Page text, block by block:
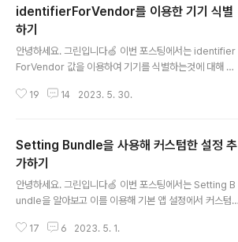
identifierForVendor를 이용한 기기 식별
하기
안녕하세요. 그린입니다🍏 이번 포스팅에서는 identifier
ForVendor 값을 이용하여 기기를 식별하는것에 대해 알
나 소셜 로그인 등의 기능이 없지만 기기마다 식별을 해주
의 값을 이용하여 해당 앱에서의 기기별 식별할 값으로 이
용할 수 있을겁니다. 그럼 우선 identifierForVendor가
뭔지부터 알아야겠죠? identifierForVendor? identifie
rForVendor는 UIKit의 UIDevice에서 제공하는 인스턴
식별하는 영문과 숫자로 이루어진 문자열..
19 14 2023. 5. 30.
Setting Bundle을 사용해 커스텀한 설정 추
가하기
안녕하세요. 그린입니다🍏 이번 포스팅에서는 Setting B
undle을 알아보고 이를 이용해 기본 앱 설정에서 커스텀
해 알아보게 된 계기 우선 엑코 시뮬레이터에서 간혹 발생
17 6 2023. 5. 1.